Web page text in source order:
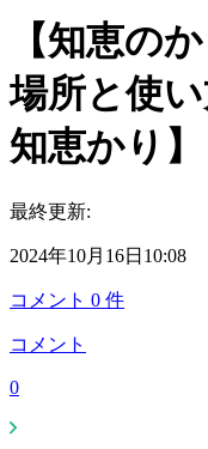
【知恵の
場所と使
知恵かり】
最終更新:
2024年10月16日10:08
コメント 0 件
コメント
0